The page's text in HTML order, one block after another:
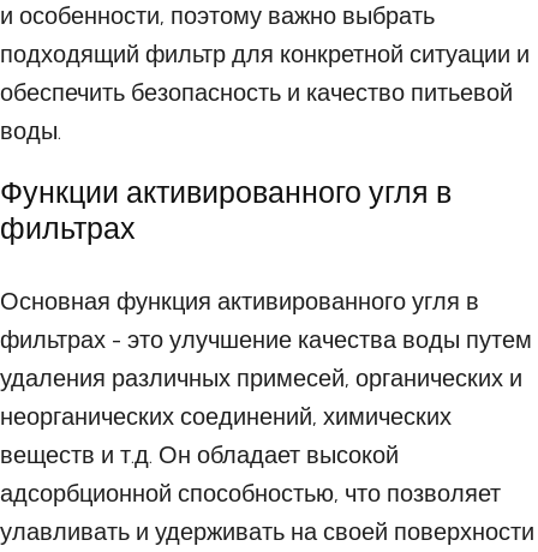
и особенности, поэтому важно выбрать
подходящий фильтр для конкретной ситуации и
обеспечить безопасность и качество питьевой
воды.
Функции активированного угля в
фильтрах
Основная функция активированного угля в
фильтрах - это улучшение качества воды путем
удаления различных примесей, органических и
неорганических соединений, химических
веществ и т.д. Он обладает высокой
адсорбционной способностью, что позволяет
улавливать и удерживать на своей поверхности